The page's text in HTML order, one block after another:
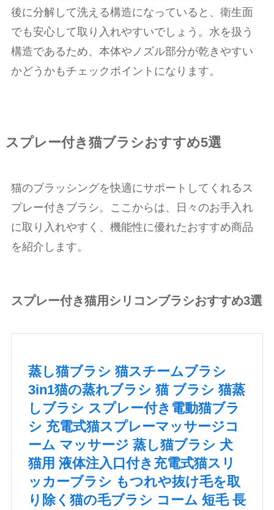
後に分解して洗える構造になっていると、衛生面
でも安心して取り入れやすいでしょう。水を扱う
構造であるため、本体やノズル部分が乾きやすい
かどうかもチェックポイントになります。
スプレー付き猫ブラシおすすめ5選
猫のブラッシングを快適にサポートしてくれるス
プレー付きブラシ。ここからは、日々のお手入れ
に取り入れやすく、機能性に優れたおすすめ商品
を紹介します。
スプレー付き猫用シリコンブラシおすすめ3選
蒸し猫ブラシ 猫スチームブラシ
3in1猫の蒸れブラシ 猫 ブラシ 猫蒸
しブラシ スプレー付き電動猫ブラ
シ 充電式猫スプレーマッサージコ
ーム マッサージ 蒸し猫ブラシ 犬
猫用 液体注入口付き充電式猫スリ
ッカーブラシ もつれや抜け毛を取
り除く猫の毛ブラシ コーム 短毛 長